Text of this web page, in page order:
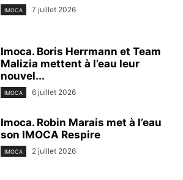
IMOCA 7 juillet 2026
Imoca. Boris Herrmann et Team
Malizia mettent à l’eau leur
nouvel...
IMOCA 6 juillet 2026
Imoca. Robin Marais met à l’eau
son IMOCA Respire
IMOCA 2 juillet 2026